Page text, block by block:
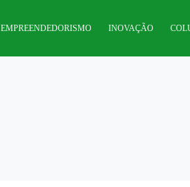
EMPREENDEDORISMO INOVAÇÃO